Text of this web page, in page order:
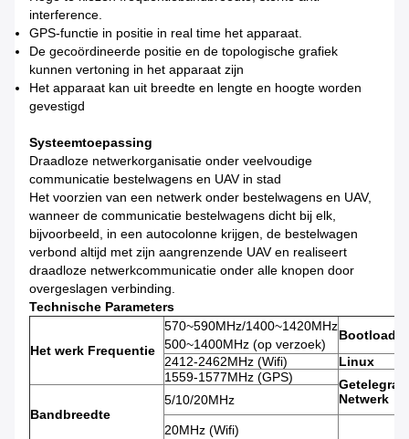
interference.
GPS-functie in positie in real time het apparaat.
De gecoördineerde positie en de topologische grafiek
kunnen vertoning in het apparaat zijn
Het apparaat kan uit breedte en lengte en hoogte worden
gevestigd
Systeemtoepassing
Draadloze netwerkorganisatie onder veelvoudige
communicatie bestelwagens en UAV in stad
Het voorzien van een netwerk onder bestelwagens en UAV,
wanneer de communicatie bestelwagens dicht bij elk,
bijvoorbeeld, in een autocolonne krijgen, de bestelwagen
verbond altijd met zijn aangrenzende UAV en realiseert
draadloze netwerkcommunicatie onder alle knopen door
overgeslagen verbinding.
Technische Parameters
Het werk Frequentie
570~590MHz/1400~1420MHz
500~1400MHz (op verzoek)
Bootloader
2412-2462MHz (Wifi)
Linux
1559-1577MHz (GPS)
Netwerk
Bandbreedte
5/10/20MHz
20MHz (Wifi)